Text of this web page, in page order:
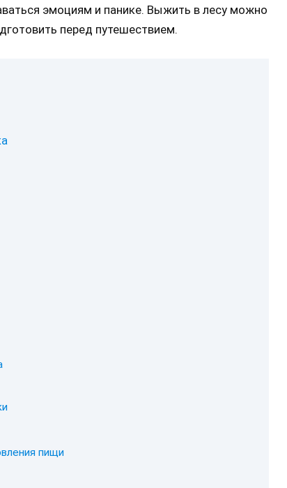
эмоциям и панике. Выжить в лесу можно
перед путешествием.
пищи